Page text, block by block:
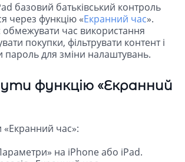
базовий батьківський контроль
через функцію «Екранний час».
час використання
покупки, фільтрувати контент і
пароль для зміни налаштувань.
функцію «Екранний
час»:
на iPhone або iPad.